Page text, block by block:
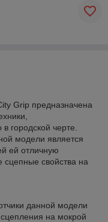
Grip предназначена
городской черте.
модели является
ей отличную
сцепные свойства на
данной модели
на мокрой